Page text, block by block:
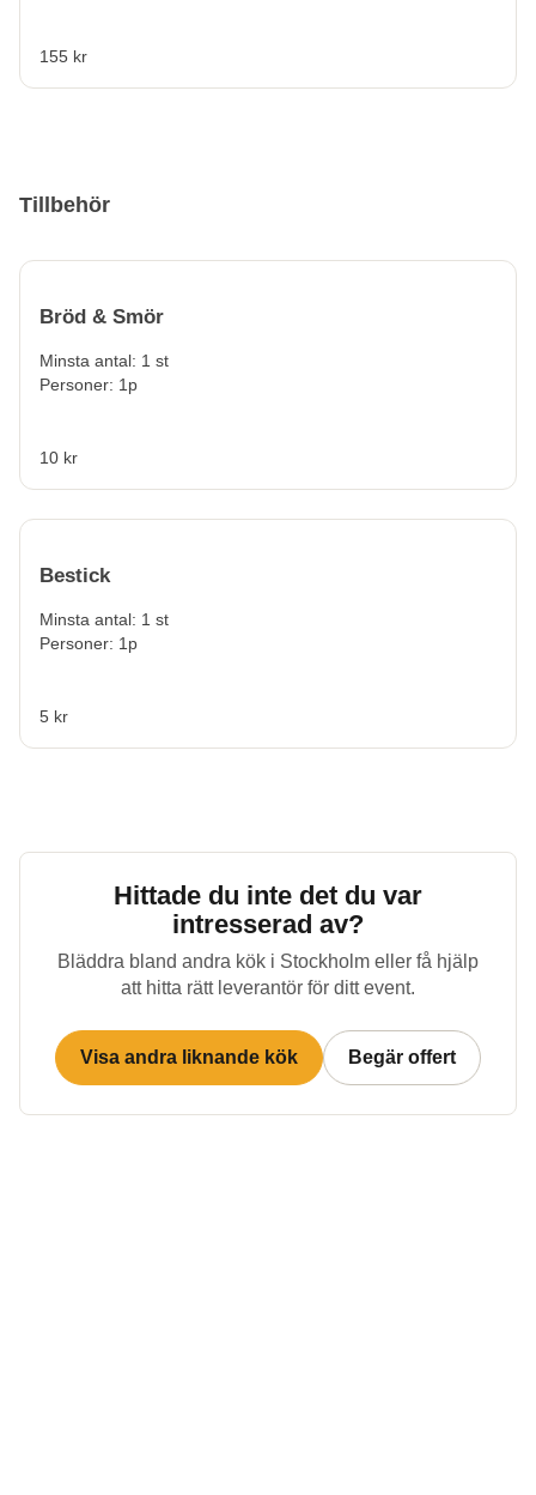
155 kr
Tillbehör
Bröd & Smör
Minsta antal: 1 st
Personer: 1p
10 kr
Bestick
Minsta antal: 1 st
Personer: 1p
5 kr
Hittade du inte det du var
intresserad av?
Bläddra bland andra kök i Stockholm eller få hjälp
att hitta rätt leverantör för ditt event.
Visa andra liknande kök Begär offert